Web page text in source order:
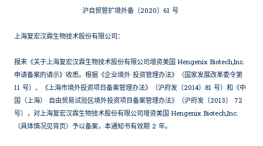
沪自贸管扩境外备〔2020〕61 号
上海复宏汉霖生物技术股份有限公司：
报来《关于上海复宏汉霖生物技术股份有限公司增资美国 Hengenix Biotech,Inc.
申请备案的请示》收悉。根据《企业境外 投资管理办法》（国家发展改革委令第
11 号）、《上海市境外投资项目备案管理办法》（沪府发〔2014〕81 号）和《中
国（上海） 自由贸易试验区境外投资项目备案管理办法》（沪府发〔2013〕 72
号），对上海复宏汉霖生物技术股份有限公司增资美国 Hengenix Biotech,Inc.
（具体情况见背页）予以备案，本通知书有效期 2 年。